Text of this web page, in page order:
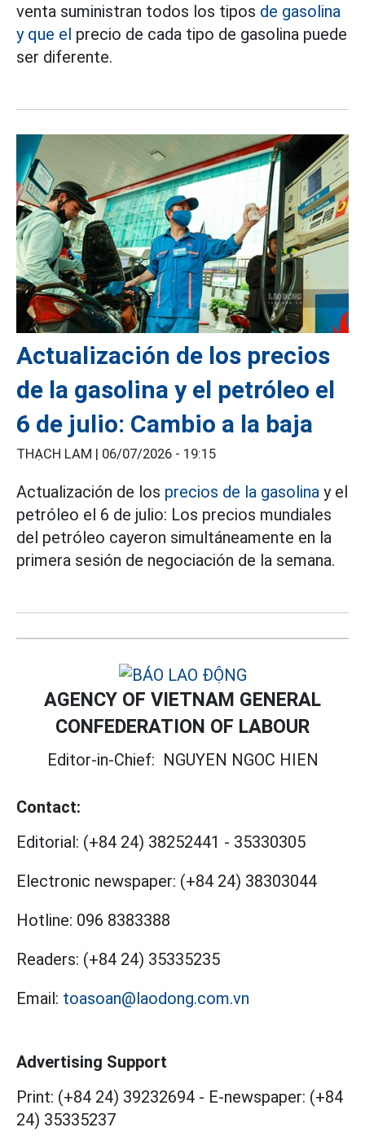
venta suministran todos los tipos de gasolina
y que el precio de cada tipo de gasolina puede
ser diferente.
Actualización de los precios
de la gasolina y el petróleo el
6 de julio: Cambio a la baja
THẠCH LAM | 06/07/2026 - 19:15
Actualización de los precios de la gasolina y el
petróleo el 6 de julio: Los precios mundiales
del petróleo cayeron simultáneamente en la
primera sesión de negociación de la semana.
AGENCY OF VIETNAM GENERAL
CONFEDERATION OF LABOUR
Editor-in-Chief: NGUYEN NGOC HIEN
Contact:
Editorial: (+84 24) 38252441 - 35330305
Electronic newspaper: (+84 24) 38303044
Hotline: 096 8383388
Readers: (+84 24) 35335235
Email: toasoan@laodong.com.vn
Advertising Support
Print: (+84 24) 39232694 - E-newspaper: (+84
24) 35335237